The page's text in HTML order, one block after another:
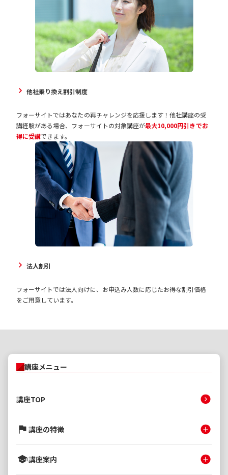
他社乗り換え割引制度
フォーサイトではあなたの再チャレンジを応援します！他社講座の受
講経験がある場合、フォーサイトの対象講座が最大10,000円引きでお
得に受講できます。
法人割引
フォーサイトでは法人向けに、お申込み人数に応じたお得な割引価格
をご用意しています。
講座メニュー
講座TOP
講座の特徴
講座案内